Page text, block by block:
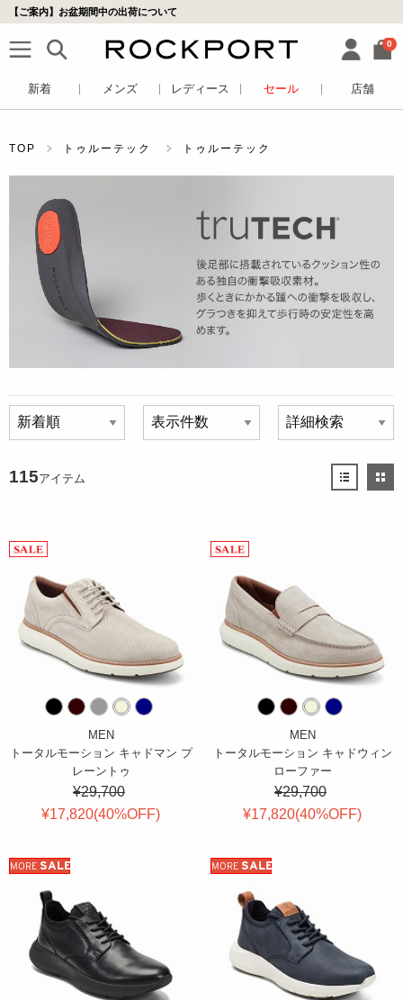
【ご案内】お盆期間中の出荷について
0
新着 メンズ レディース セール 店舗
TOP トゥルーテック トゥルーテック
115アイテム
MEN
トータルモーション キャドマン プ
レーントゥ
¥29,700
¥17,820(40%OFF)
MEN
トータルモーション キャドウィン
ローファー
¥29,700
¥17,820(40%OFF)
MORE SALE MORE SALE